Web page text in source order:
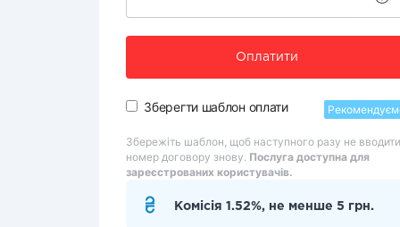
Оплатити
Зберегти шаблон оплати
Збережіть шаблон, щоб наступного разу не вводити
номер договору знову. Послуга доступна для
зареєстрованих користувачів.
Комісія 1.52%, не менше 5 грн.